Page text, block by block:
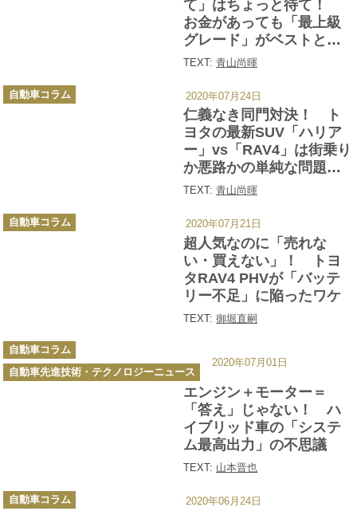
て」はちょっと待て！
お金があっても「最上級
グレード」がベストとは
限らないクルマ４選
TEXT: 青山尚暉
仁義なき同門対決！ ト
ヨタの最新SUV「ハリア
ー」vs「RAV4」は街乗り
か悪路かの単純な問題じ
ゃなかった
TEXT: 青山尚暉
カ
テ
自動車コラム 2020年07月24日
超人気なのに「売れな
い・買えない」！ トヨ
タRAV4 PHVが「バッテ
リー不足」に陥ったワケ
TEXT: 御堀直嗣
カ
テ
自動車コラム 2020年07月21日
エンジン＋モーター＝
「答え」じゃない！ ハ
イブリッド車の「システ
ム最高出力」の不思議
TEXT: 山本晋也
カ
テ
ゴ
リ
ー
自動車コラム
自動車先進技術・テクノロジーニュース
2020年07月01日
カ
テ
自動車コラム 2020年06月24日